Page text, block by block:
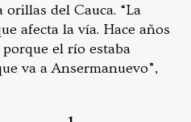
del Cauca. “La
afecta la vía. Hace años
el río estaba
va a Ansermanuevo”,